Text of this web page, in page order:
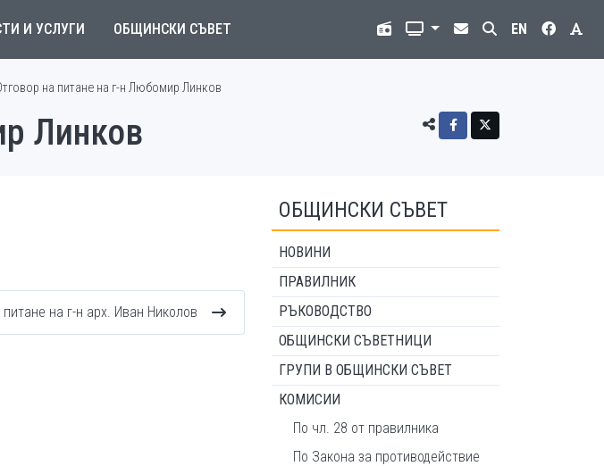
И УСЛУГИ ОБЩИНСКИ СЪВЕТ EN
на питане на г-н Любомир Линков
Линков
питане на г-н арх. Иван Николов
ОБЩИНСКИ СЪВЕТ
НОВИНИ
ПРАВИЛНИК
РЪКОВОДСТВО
ОБЩИНСКИ СЪВЕТНИЦИ
ГРУПИ В ОБЩИНСКИ СЪВЕТ
КОМИСИИ
По чл. 28 от правилника
По Закона за противодействие